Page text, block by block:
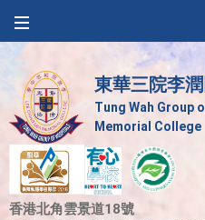
東華三院李
Tung Wah Group
Memorial College
香港北角雲景道18號